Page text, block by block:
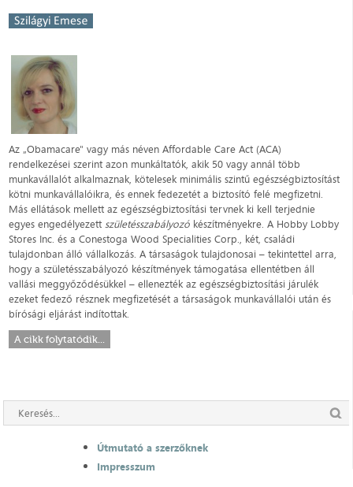
Az „Obamacare" vagy más néven Affordable Care Act (ACA)
rendelkezései szerint azon munkáltatók, akik 50 vagy annál több
munkavállalót alkalmaznak, kötelesek minimális szintű egészségbiztosítást
kötni munkavállalóikra, és ennek fedezetét a biztosító felé megfizetni.
Más ellátások mellett az egészségbiztosítási tervnek ki kell terjednie
egyes engedélyezettszületésszabályozó készítményekre. A Hobby Lobby
Stores Inc. és a Conestoga Wood Specialities Corp., két, családi
tulajdonban álló vállalkozás. A társaságok tulajdonosai – tekintettel arra,
hogy a születésszabályozó készítmények támogatása ellentétben áll
vallási meggyőződésükkel – ellenezték az egészségbiztosítási járulék
ezeket fedező résznek megfizetését a társaságok munkavállalói után és
bírósági eljárást indítottak.
A cikk folytatódik...
Útmutató a szerzőknek
Impresszum